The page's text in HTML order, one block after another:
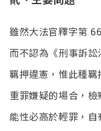
雖然大法官釋字第
而不認為《刑事訴訟
羈押違憲，惟此種
重罪嫌疑的場合，
能性必高於輕罪，